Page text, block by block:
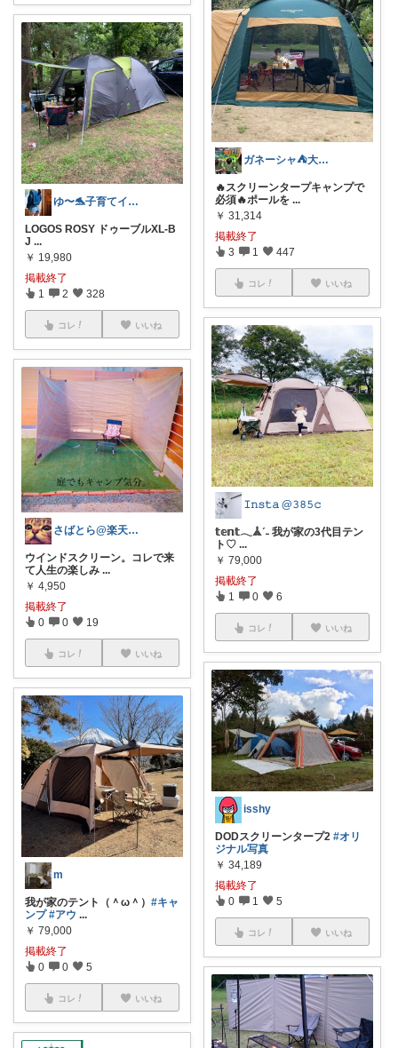
ゆ〜🐬子育てインナーと趣味の部屋🌵
LOGOS ROSY ドゥーブルXL-B
J ...
￥ 19,980
掲載終了
1 2 328
コレ いいね
さばとら@楽天とコーヒーで生きてます
ウインドスクリーン。コレで来
て人生の楽しみ ...
￥ 4,950
掲載終了
0 0 19
コレ いいね
m
我が家のテント（＾ω＾） #キャ
ンプ #アウ ...
￥ 79,000
掲載終了
0 0 5
コレ いいね
ガネーシャ⛺️大手キャンプ店員歴20年
🔥スクリーンタープキャンプで
必須🔥ポールを ...
￥ 31,314
掲載終了
3 1 447
コレ いいね
𝙸𝚗𝚜𝚝𝚊 @𝟹𝟾𝟻𝚌
𝕥𝕖𝕟𝕥𓂃𖣰ˊ˗ 我が家の3代目テン
ト♡ ...
￥ 79,000
掲載終了
1 0 6
コレ いいね
isshy
DODスクリーンタープ2 #オリ
ジナル写真
￥ 34,189
掲載終了
0 1 5
コレ いいね